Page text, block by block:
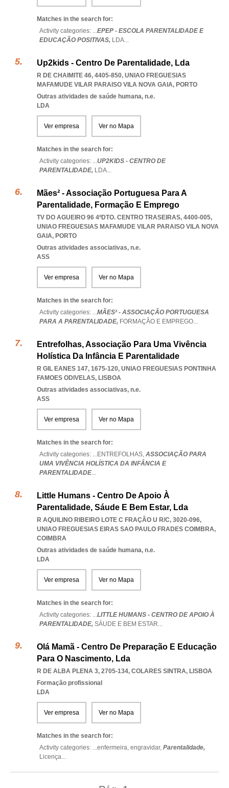
Matches in the search for:
Activity categories: ...EPEP - ESCOLA PARENTALIDADE E
EDUCAÇÃO POSITIVAS, LDA...
Up2kids - Centro De Parentalidade, Lda
R DE CHAIMITE 46, 4405-850, UNIAO FREGUESIAS
MAFAMUDE VILAR PARAISO VILA NOVA GAIA, PORTO
Outras atividades de saúde humana, n.e.
LDA
Ver empresa Ver no Mapa
Matches in the search for:
Activity categories: ...UP2KIDS - CENTRO DE
PARENTALIDADE, LDA...
Mães² - Associação Portuguesa Para A
Parentalidade, Formação E Emprego
TV DO AGUEIRO 96 4ºDTO. CENTRO TRASEIRAS, 4400-005,
UNIAO FREGUESIAS MAFAMUDE VILAR PARAISO VILA NOVA
GAIA, PORTO
Outras atividades associativas, n.e.
ASS
Ver empresa Ver no Mapa
Matches in the search for:
Activity categories: ...MÃES² - ASSOCIAÇÃO PORTUGUESA
PARA A PARENTALIDADE, FORMAÇÃO E EMPREGO...
Entrefolhas, Associação Para Uma Vivência
Holística Da Infância E Parentalidade
R GIL EANES 147, 1675-120, UNIAO FREGUESIAS PONTINHA
FAMOES ODIVELAS, LISBOA
Outras atividades associativas, n.e.
ASS
Ver empresa Ver no Mapa
Matches in the search for:
Activity categories: ...ENTREFOLHAS, ASSOCIAÇÃO PARA
UMA VIVÊNCIA HOLÍSTICA DA INFÂNCIA E
PARENTALIDADE...
Little Humans - Centro De Apoio À
Parentalidade, Sáude E Bem Estar, Lda
R AQUILINO RIBEIRO LOTE C FRAÇÃO U R/C, 3020-096,
UNIAO FREGUESIAS EIRAS SAO PAULO FRADES COIMBRA,
COIMBRA
Outras atividades de saúde humana, n.e.
LDA
Ver empresa Ver no Mapa
Matches in the search for:
Activity categories: ...LITTLE HUMANS - CENTRO DE APOIO À
PARENTALIDADE, SÁUDE E BEM ESTAR...
Olá Mamã - Centro De Preparação E Educação
Para O Nascimento, Lda
R DE ALBA PLENA 3, 2705-134, COLARES SINTRA, LISBOA
Formação profissional
LDA
Ver empresa Ver no Mapa
Matches in the search for:
Activity categories: ...enfermeira, engravidar, Parentalidade,
Licença...